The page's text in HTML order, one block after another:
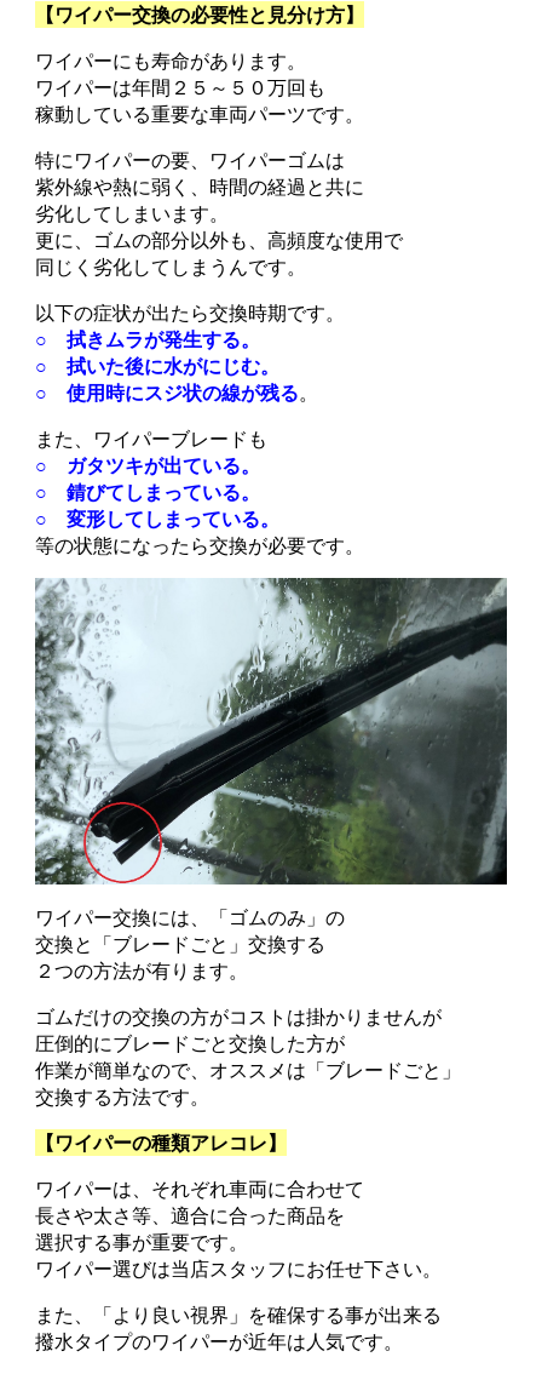
【ワイパー交換の必要性と見分け方】
ワイパーにも寿命があります。
ワイパーは年間２５～５０万回も
稼動している重要な車両パーツです。
特にワイパーの要、ワイパーゴムは
紫外線や熱に弱く、時間の経過と共に
劣化してしまいます。
更に、ゴムの部分以外も、高頻度な使用で
同じく劣化してしまうんです。
以下の症状が出たら交換時期です。
○ 拭きムラが発生する。
○ 拭いた後に水がにじむ。
○ 使用時にスジ状の線が残る。
また、ワイパーブレードも
○ ガタツキが出ている。
○ 錆びてしまっている。
○ 変形してしまっている。
等の状態になったら交換が必要です。
ワイパー交換には、「ゴムのみ」の
交換と「ブレードごと」交換する
２つの方法が有ります。
ゴムだけの交換の方がコストは掛かりませんが
圧倒的にブレードごと交換した方が
作業が簡単なので、オススメは「ブレードごと」
交換する方法です。
【ワイパーの種類アレコレ】
ワイパーは、それぞれ車両に合わせて
長さや太さ等、適合に合った商品を
選択する事が重要です。
ワイパー選びは当店スタッフにお任せ下さい。
また、「より良い視界」を確保する事が出来る
撥水タイプのワイパーが近年は人気です。